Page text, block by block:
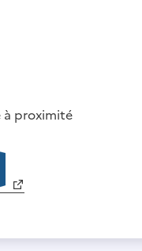
proximité